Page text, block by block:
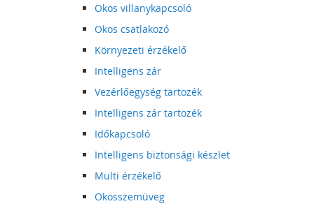
Okos villanykapcsoló
Okos csatlakozó
Környezeti érzékelő
Intelligens zár
Vezérlőegység tartozék
Intelligens zár tartozék
Időkapcsoló
Intelligens biztonsági készlet
Multi érzékelő
Okosszemüveg